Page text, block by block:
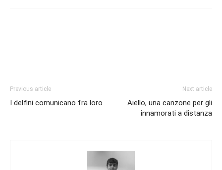
Previous article
I delfini comunicano fra loro
Next article
Aiello, una canzone per gli
innamorati a distanza